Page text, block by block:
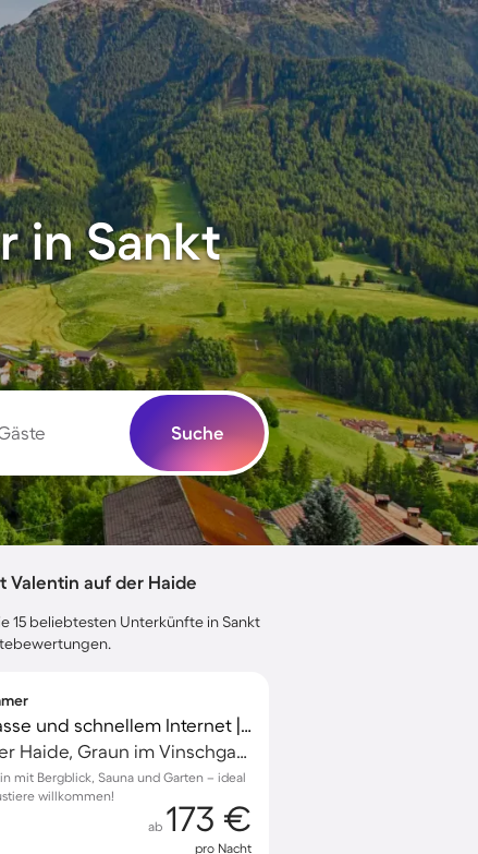
in Sankt
Suche
Valentin auf der Haide
15 beliebtesten Unterkünfte in Sankt
Chalet mit Sauna, Terrasse und schnellem Internet | Flussblick | Skifahren in der Nähe | Perfekt für die Arbeit von Zuhause | Haustiere sind willkommen
Sankt Valentin auf der Haide, Graun im Vinschgau, Italien
mit Bergblick, Sauna und Garten – ideal
willkommen!
ab 173 €
pro Nacht